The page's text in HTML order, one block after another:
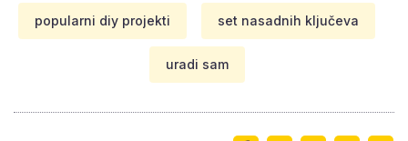
popularni diy projekti set nasadnih ključeva
uradi sam